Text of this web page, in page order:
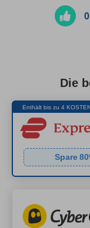
0
Die
Enthält bis zu 4
Spare80